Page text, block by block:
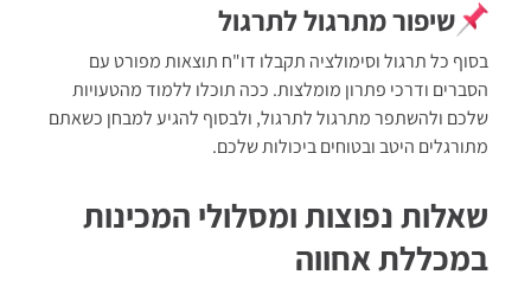
שיפור מתרגול לתרגול
בסוף כל תרגול וסימולציה תקבלו דו"ח תוצאות מפורט עם
הסברים ודרכי פתרון מומלצות. ככה תוכלו ללמוד מהטעויות
שלכם ולהשתפר מתרגול לתרגול, ולבסוף להגיע למבחן כשאתם
מתורגלים היטב ובטוחים ביכולות שלכם.
שאלות נפוצות ומסלולי המכינות
במכללת אחווה